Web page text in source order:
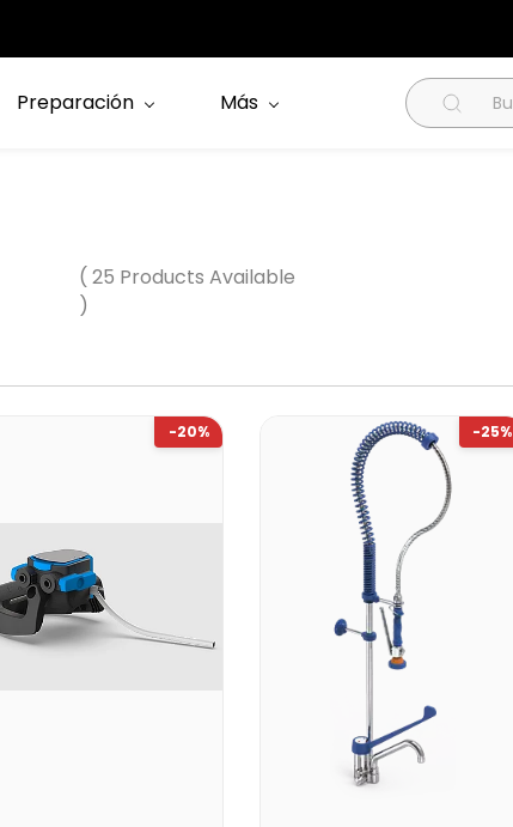
Preparación Más
( 25 Products Available
)
-20% -25%